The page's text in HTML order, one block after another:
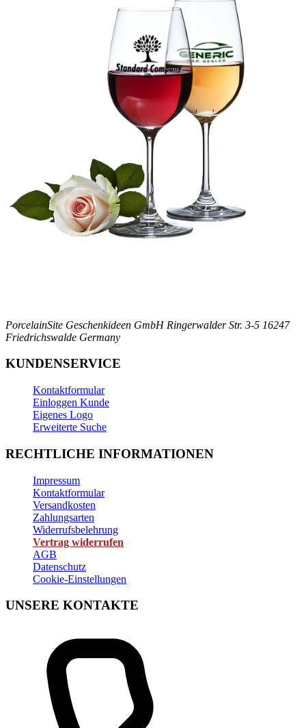
PorcelainSite Geschenkideen GmbH Ringerwalder Str. 3-5 16247
Friedrichswalde Germany
KUNDENSERVICE
Kontaktformular
Einloggen Kunde
Eigenes Logo
Erweiterte Suche
RECHTLICHE INFORMATIONEN
Impressum
Kontaktformular
Versandkosten
Zahlungsarten
Widerrufsbelehrung
Vertrag widerrufen
AGB
Datenschutz
Cookie-Einstellungen
UNSERE KONTAKTE